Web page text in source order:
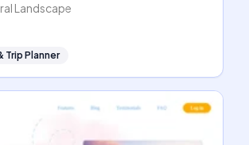
Landscape
Trip Planner